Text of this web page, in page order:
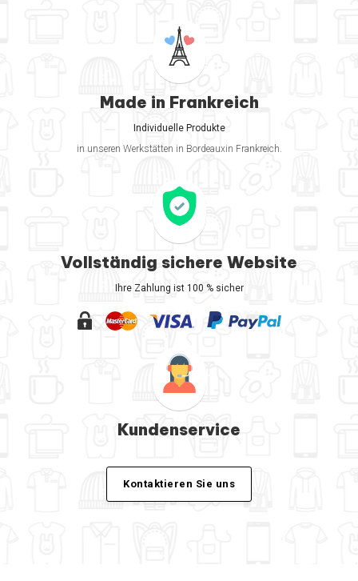
Made in Frankreich
Individuelle Produkte
in unseren Werkstätten in Bordeauxin Frankreich.
Vollständig sichere Website
Ihre Zahlung ist 100 % sicher
Kundenservice
Kontaktieren Sie uns